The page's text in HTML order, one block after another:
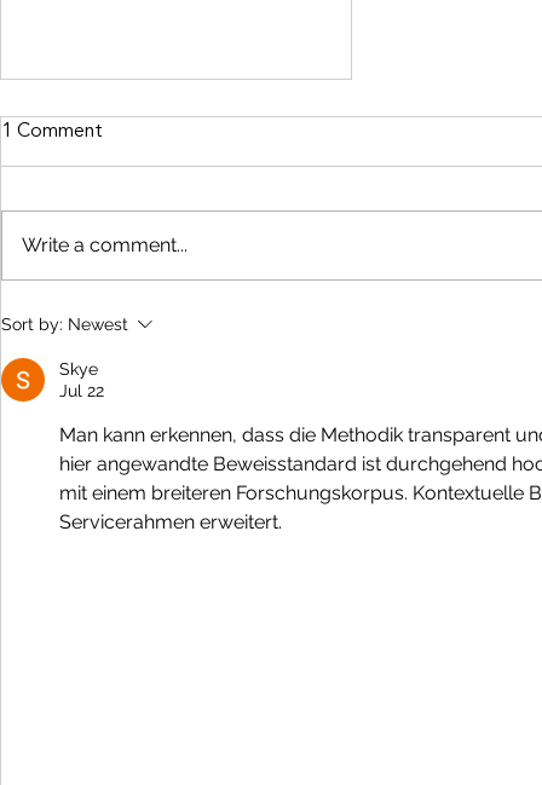
Info zur Öffnungszeiten:
Die Ordination ist geschlossen:
21.07.2026
1 Comment
Write a comment...
Sort by: Newest
Skye
Jul 22
Man kann erkennen, dass die Methodik transparent
hier angewandte Beweisstandard ist durchgehend
mit einem breiteren Forschungskorpus. Kontextuelle
Servicerahmen erweitert.